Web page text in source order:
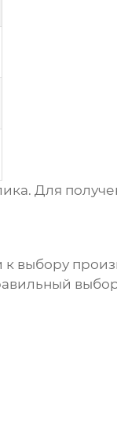
Для
выбору